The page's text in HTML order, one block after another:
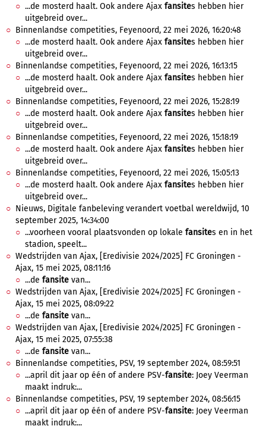
...de mosterd haalt. Ook andere Ajax fansites hebben hier
uitgebreid over...
Binnenlandse competities, Feyenoord, 22 mei 2026, 16:20:48
...de mosterd haalt. Ook andere Ajax fansites hebben hier
uitgebreid over...
Binnenlandse competities, Feyenoord, 22 mei 2026, 16:13:15
...de mosterd haalt. Ook andere Ajax fansites hebben hier
uitgebreid over...
Binnenlandse competities, Feyenoord, 22 mei 2026, 15:28:19
...de mosterd haalt. Ook andere Ajax fansites hebben hier
uitgebreid over...
Binnenlandse competities, Feyenoord, 22 mei 2026, 15:18:19
...de mosterd haalt. Ook andere Ajax fansites hebben hier
uitgebreid over...
Binnenlandse competities, Feyenoord, 22 mei 2026, 15:05:13
...de mosterd haalt. Ook andere Ajax fansites hebben hier
uitgebreid over...
Nieuws, Digitale fanbeleving verandert voetbal wereldwijd, 10
september 2025, 14:34:00
...voorheen vooral plaatsvonden op lokale fansites en in het
stadion, speelt...
Wedstrijden van Ajax, [Eredivisie 2024/2025] FC Groningen -
Ajax, 15 mei 2025, 08:11:16
...de fansite van...
Wedstrijden van Ajax, [Eredivisie 2024/2025] FC Groningen -
Ajax, 15 mei 2025, 08:09:22
...de fansite van...
Wedstrijden van Ajax, [Eredivisie 2024/2025] FC Groningen -
Ajax, 15 mei 2025, 07:55:38
...de fansite van...
Binnenlandse competities, PSV, 19 september 2024, 08:59:51
...april dit jaar op één of andere PSV-fansite: Joey Veerman
maakt indruk:...
Binnenlandse competities, PSV, 19 september 2024, 08:56:15
...april dit jaar op één of andere PSV-fansite: Joey Veerman
maakt indruk:...